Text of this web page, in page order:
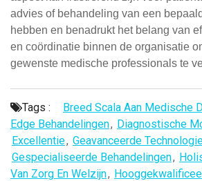
advies of behandeling van een
hebben en benadrukt het belang van
en coördinatie binnen de organisatie
gewenste medische professionals te
Tags : Breed Scala Aan Medische
Edge Behandelingen, Diagnostische
Excellentie, Geavanceerde
Gespecialiseerde Behandelingen,
Van Zorg En Welzijn,